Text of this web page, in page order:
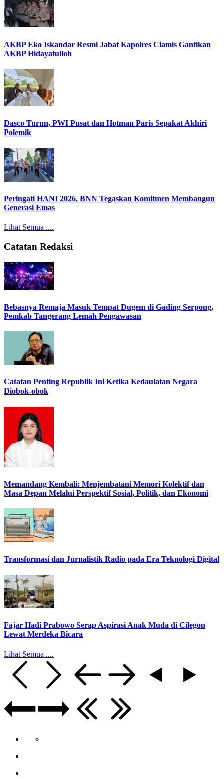
AKBP Eko Iskandar Resmi Jabat Kapolres Ciamis Gantikan
AKBP Hidayatulloh
Dasco Turun, PWI Pusat dan Hotman Paris Sepakat Akhiri
Polemik
Peringati HANI 2026, BNN Tegaskan Komitmen Membangun
Generasi Emas
Lihat Semua ....
Catatan Redaksi
Bebasnya Remaja Masuk Tempat Dugem di Gading Serpong,
Pemkab Tangerang Lemah Pengawasan
Catatan Penting Republik Ini Ketika Kedaulatan Negara
Diobok-obok
Memandang Kembali: Menjembatani Memori Kolektif dan
Masa Depan Melalui Perspektif Sosial, Politik, dan Ekonomi
Transformasi dan Jurnalistik Radio pada Era Teknologi Digital
Fajar Hadi Prabowo Serap Aspirasi Anak Muda di Cilegon
Lewat Merdeka Bicara
Lihat Semua ....